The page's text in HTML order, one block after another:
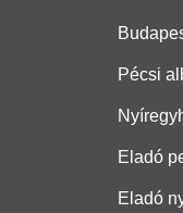
Pécsi
Eladó
Eladó